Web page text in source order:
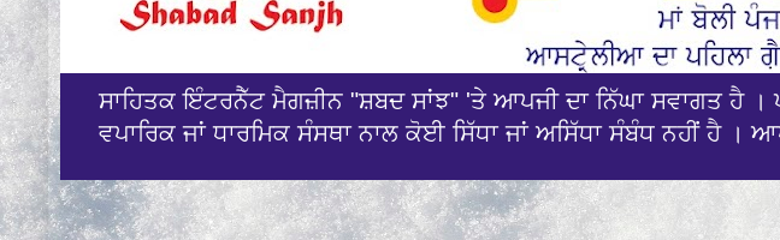
ਸਾਹਿਤਕ ਇੰਟਰਨੈੱਟ ਮੈਗਜ਼ੀਨ "ਸ਼ਬਦ ਸਾਂਝ" 'ਤੇ ਆਪਜੀ ਦਾ ਨਿੱਘਾ ਸਵਾਗਤ ਹੈ ।
ਵਪਾਰਿਕ ਜਾਂ ਧਾਰਮਿਕ ਸੰਸਥਾ ਨਾਲ ਕੋਈ ਸਿੱਧਾ ਜਾਂ ਅਸਿੱਧਾ ਸੰਬੰਧ ਨਹੀਂ ਹੈ ।